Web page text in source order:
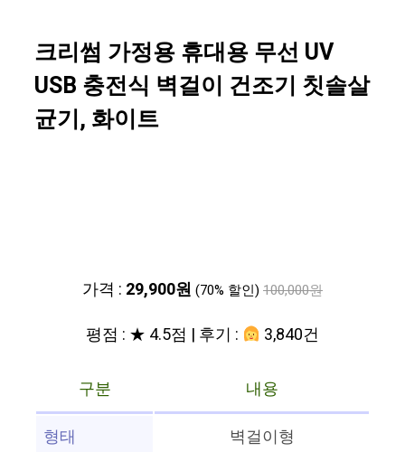
크리썸 가정용 휴대용 무선 UV
USB 충전식 벽걸이 건조기 칫솔살
균기, 화이트
가격 : 29,900원 (70% 할인) 100,000원
평점 : ★ 4.5점 | 후기 : 3,840건
구분
내용
형태
벽걸이형